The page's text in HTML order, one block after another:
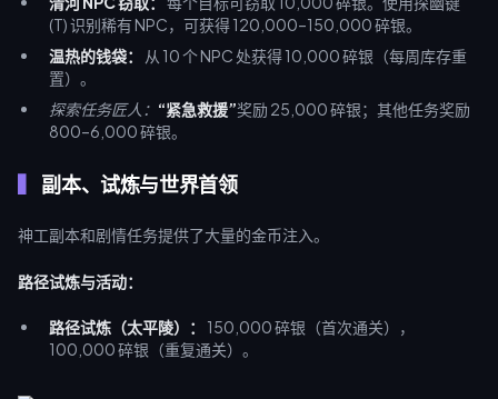
(T) 识别稀有 NPC，可获得 120,000–150,000 碎银。
温热的钱袋：
从 10 个 NPC 处获得 10,000 碎银（每周库存重
置）。
探索任务匠人： “紧急救援”奖励 25,000 碎银；其他任务奖励
800–6,000 碎银。
副本、试炼与世界首领
神工副本和剧情任务提供了大量的金币注入。
路径试炼与活动：
路径试炼（太平陵）：
150,000 碎银（首次通关），
100,000 碎银（重复通关）。